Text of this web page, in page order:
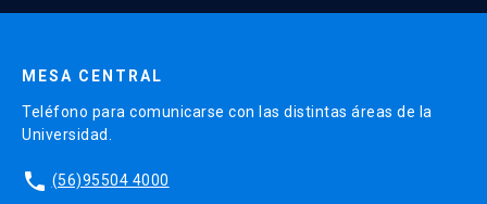
global la adquisición de los contenidos del curso.
En resumen, el alumno tendrá que rendir de
MESA CENTRAL
Teléfono para comunicarse con las distintas áreas de la
Universidad.
phone (56)95504 4000